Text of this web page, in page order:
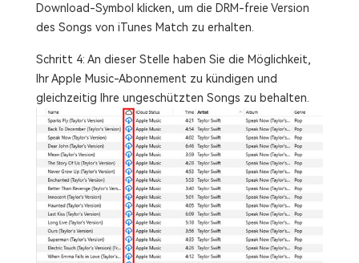
Download-Symbol klicken, um die DRM-freie Version
des Songs von iTunes Match zu erhalten.
Schritt 4: An dieser Stelle haben Sie die Möglichkeit,
Ihr Apple Music-Abonnement zu kündigen und
gleichzeitig Ihre ungeschützten Songs zu behalten.